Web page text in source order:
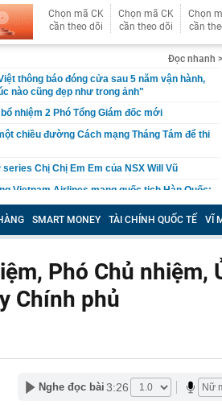
Chọn mã CK
cần theo dõi
Chọn mã CK
cần theo dõi
Chọn
cần
Đọc nhanh
thông báo đóng cửa sau 5 năm vận hành,
nào cũng đẹp như trong ảnh"
nhiệm 2 Phó Tổng Giám đốc mới
chiều đường Cách mạng Tháng Tám để thi
Chị Chị Em Em của NSX Will Vũ
Vietnam Airlines mang quốc tịch Hàn Quốc:
1 mình, mê nhất là đi xe ôm công nghệ
tiếp nhận tiền từ thiện của Huấn Hoa
xin từ nhiệm
không chỉ được xây bằng những công trình
những trải nghiệm khiến du khách muốn
bằng tiền mặt tỷ lệ 10%
SMART MONEY TÀI CHÍNH QUỐC TẾ VĨ
Phó Chủ nhiệm,
Chính phủ
Nghe đọc bài 3:26